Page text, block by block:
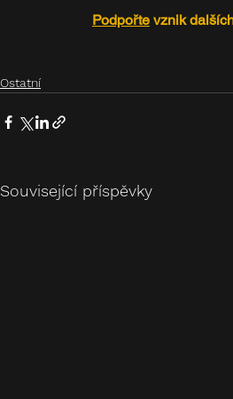
Podpořte vznik
Ostatní
Související příspěvky